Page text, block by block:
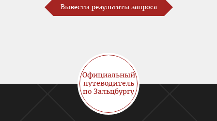
Вывести результаты запроса
Официальный
путеводитель
по Зальцбургу